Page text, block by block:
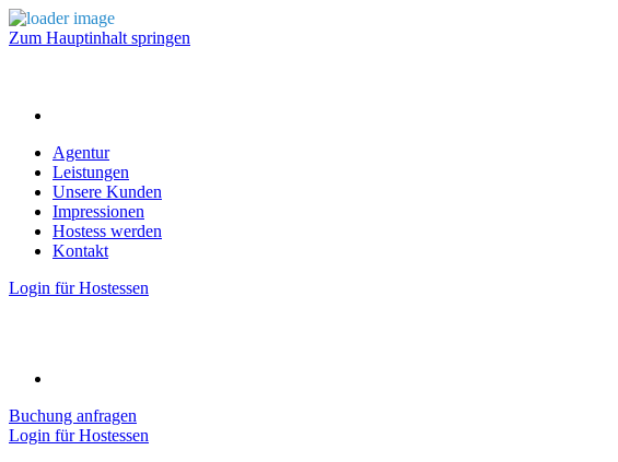
Zum Hauptinhalt springen
Agentur
Leistungen
Unsere Kunden
Impressionen
Hostess werden
Kontakt
Login für Hostessen
Buchung anfragen
Login für Hostessen